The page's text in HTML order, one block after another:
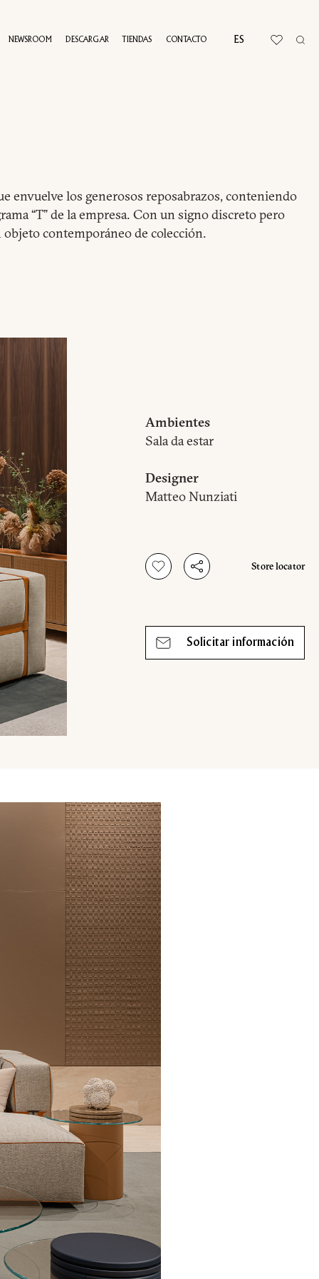
NEWSROOM DESCARGAR TIENDAS CONTACTO ES
los generosos reposabrazos, conteniendo
“T” de la empresa. Con un signo discreto pero
contemporáneo de colección.
Ambientes
Sala da estar
Designer
Matteo Nunziati
Store locator
Solicitar información